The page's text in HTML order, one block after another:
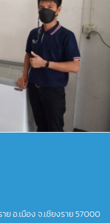
ย อ.เมือง จ.เชียงราย 57000